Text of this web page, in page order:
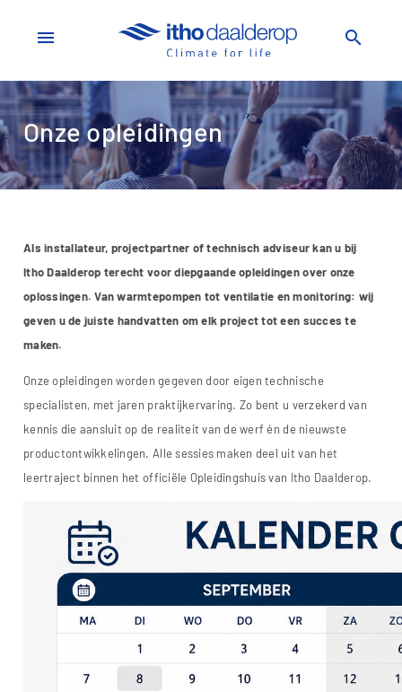
menu search
Onze opleidingen
Als installateur, projectpartner of technisch adviseur kan u bij
Itho Daalderop terecht voor diepgaande opleidingen over onze
oplossingen. Van warmtepompen tot ventilatie en monitoring: wij
geven u de juiste handvatten om elk project tot een succes te
maken.
Onze opleidingen worden gegeven door eigen technische
specialisten, met jaren praktijkervaring. Zo bent u verzekerd van
kennis die aansluit op de realiteit van de werf én de nieuwste
productontwikkelingen. Alle sessies maken deel uit van het
leertraject binnen het officiële Opleidingshuis van Itho Daalderop.